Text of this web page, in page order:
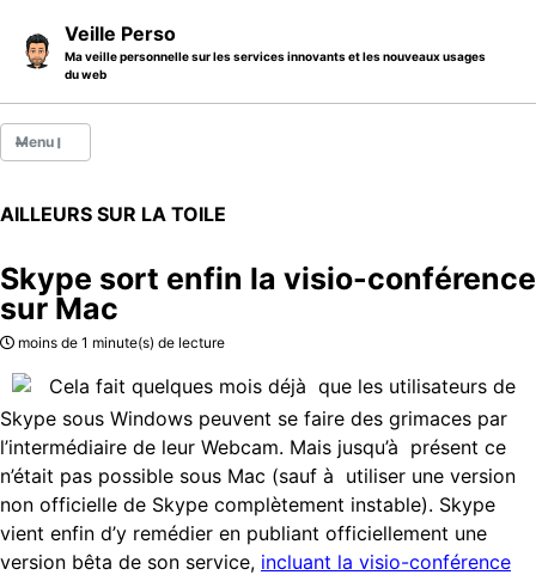
Veille Perso
Ma veille personnelle sur les services innovants et les nouveaux usages
du web
Menu
Catégories
A propos
AILLEURS SUR LA TOILE
Skype sort enfin la visio-conférence
sur Mac
moins de 1 minute(s) de lecture
Cela fait quelques mois déjà que les utilisateurs de
Skype sous Windows peuvent se faire des grimaces par
l’intermédiaire de leur Webcam. Mais jusqu’à présent ce
n’était pas possible sous Mac (sauf à utiliser une version
non officielle de Skype complètement instable). Skype
vient enfin d’y remédier en publiant officiellement une
version bêta de son service, incluant la visio-conférence